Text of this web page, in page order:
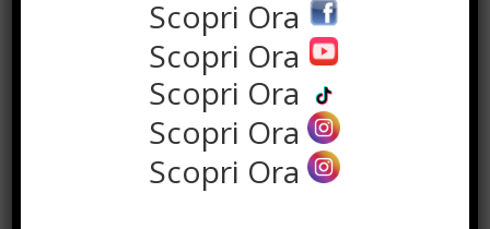
dell’Imballaggio
L’Essenziale Ruolo dei Bancali Fumigati
nell’Imballaggio Nel mondo del ...
Read more
Scopri Ora
Scopri Ora
Scopri Ora
Scopri Ora
Scopri Ora